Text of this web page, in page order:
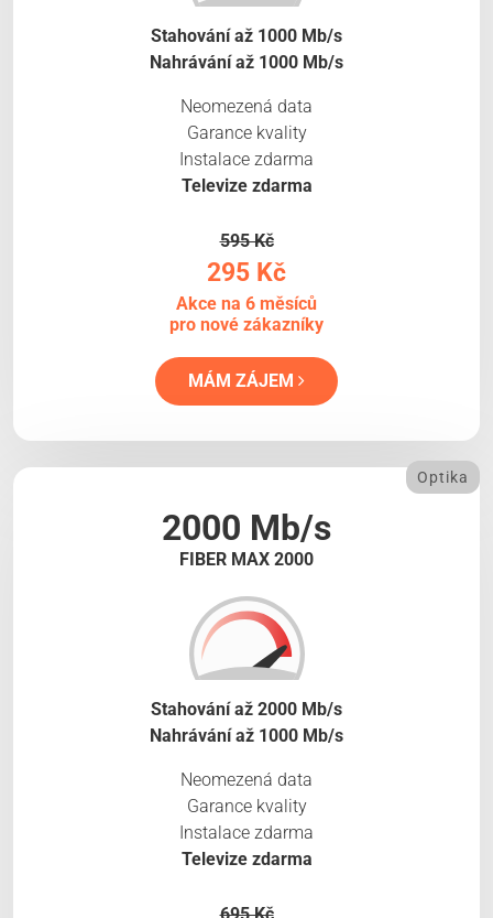
Stahování až 1000 Mb/s
Nahrávání až 1000 Mb/s
Neomezená data
Garance kvality
Instalace zdarma
Televize zdarma
595 Kč
295 Kč
Akce na 6 měsíců
pro nové zákazníky
MÁM ZÁJEM
2000 Mb/s
FIBER MAX 2000
Optika
Stahování až 2000 Mb/s
Nahrávání až 1000 Mb/s
Neomezená data
Garance kvality
Instalace zdarma
Televize zdarma